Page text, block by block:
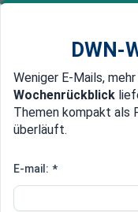
Newsticker
Edelmetalle
Top-
DWN-
Weniger E-Mails,
Wochenrückblick
Themen kompakt als
überläuft.
E-mail: *